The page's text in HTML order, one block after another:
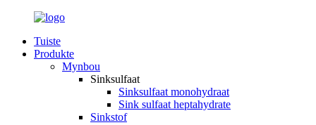
Tuiste
Produkte
Mynbou
Sinksulfaat
Sinksulfaat monohydraat
Sink sulfaat heptahydrate
Sinkstof